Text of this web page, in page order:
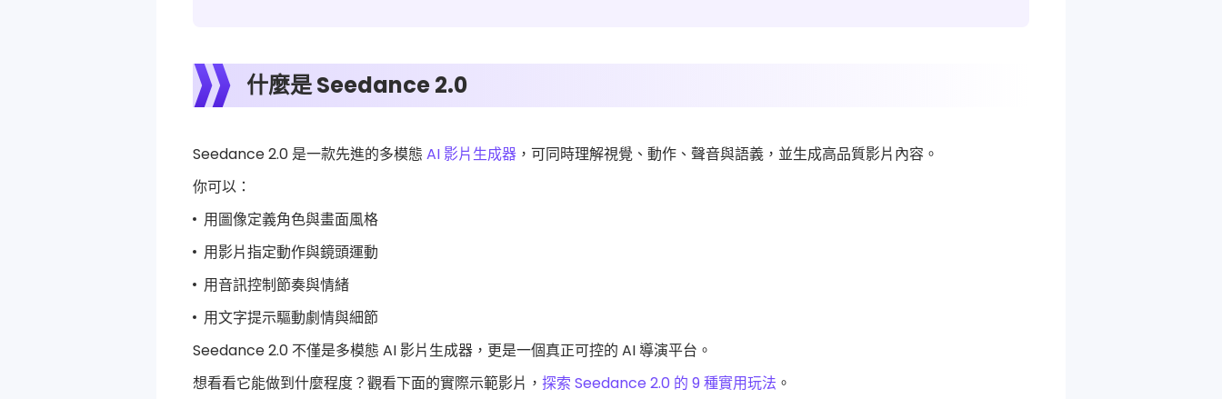
什麼是 Seedance 2.0
Seedance 2.0 是一款先進的多模態 AI 影片生成器 ，可同時理解視覺、動作、聲音與語義，並生成高品質影片內容。
你可以：
用圖像定義角色與畫面風格
用影片指定動作與鏡頭運動
用音訊控制節奏與情緒
用文字提示驅動劇情與細節
Seedance 2.0 不僅是多模態 AI 影片生成器，更是一個真正可控的 AI 導演平台。
想看看它能做到什麼程度？觀看下面的實際示範影片， 探索 Seedance 2.0 的 9 種實用玩法 。